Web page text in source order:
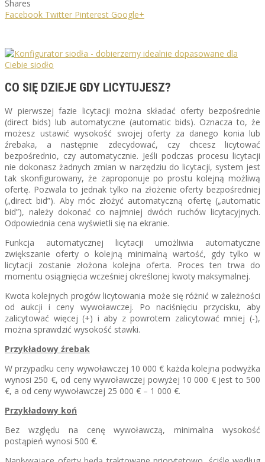
Shares
Facebook Twitter Pinterest Google+
CO SIĘ DZIEJE GDY LICYTUJESZ?
W pierwszej fazie licytacji można składać oferty bezpośrednie
(direct bids) lub automatyczne (automatic bids). Oznacza to, że
możesz ustawić wysokość swojej oferty za danego konia lub
źrebaka, a następnie zdecydować, czy chcesz licytować
bezpośrednio, czy automatycznie. Jeśli podczas procesu licytacji
nie dokonasz żadnych zmian w narzędziu do licytacji, system jest
tak skonfigurowany, że zaproponuje po prostu kolejną możliwą
ofertę. Pozwala to jednak tylko na złożenie oferty bezpośredniej
(„direct bid”). Aby móc złożyć automatyczną ofertę („automatic
bid”), należy dokonać co najmniej dwóch ruchów licytacyjnych.
Odpowiednia cena wyświetli się na ekranie.
Funkcja automatycznej licytacji umożliwia automatyczne
zwiększanie oferty o kolejną minimalną wartość, gdy tylko w
licytacji zostanie złożona kolejna oferta. Proces ten trwa do
momentu osiągnięcia wcześniej określonej kwoty maksymalnej.
Kwota kolejnych progów licytowania może się różnić w zależności
od aukcji i ceny wywoławczej. Po naciśnięciu przycisku, aby
zalicytować więcej (+) i aby z powrotem zalicytować mniej (-),
można sprawdzić wysokość stawki.
Przykładowy źrebak
W przypadku ceny wywoławczej 10 000 € każda kolejna podwyżka
wynosi 250 €, od ceny wywoławczej powyżej 10 000 € jest to 500
€, a od ceny wywoławczej 25 000 € – 1 000 €.
Przykładowy koń
Bez względu na cenę wywoławczą, minimalna wysokość
postąpień wynosi 500 €.